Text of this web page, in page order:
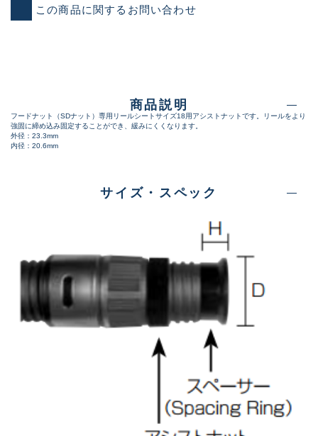
この商品に関するお問い合わせ
商品説明
フードナット（SDナット）専用リールシートサイズ18用アシストナットです。リールをより
強固に締め込み固定することができ、緩みにくくなります。
外径：23.3mm
内径：20.6mm
サイズ・スペック